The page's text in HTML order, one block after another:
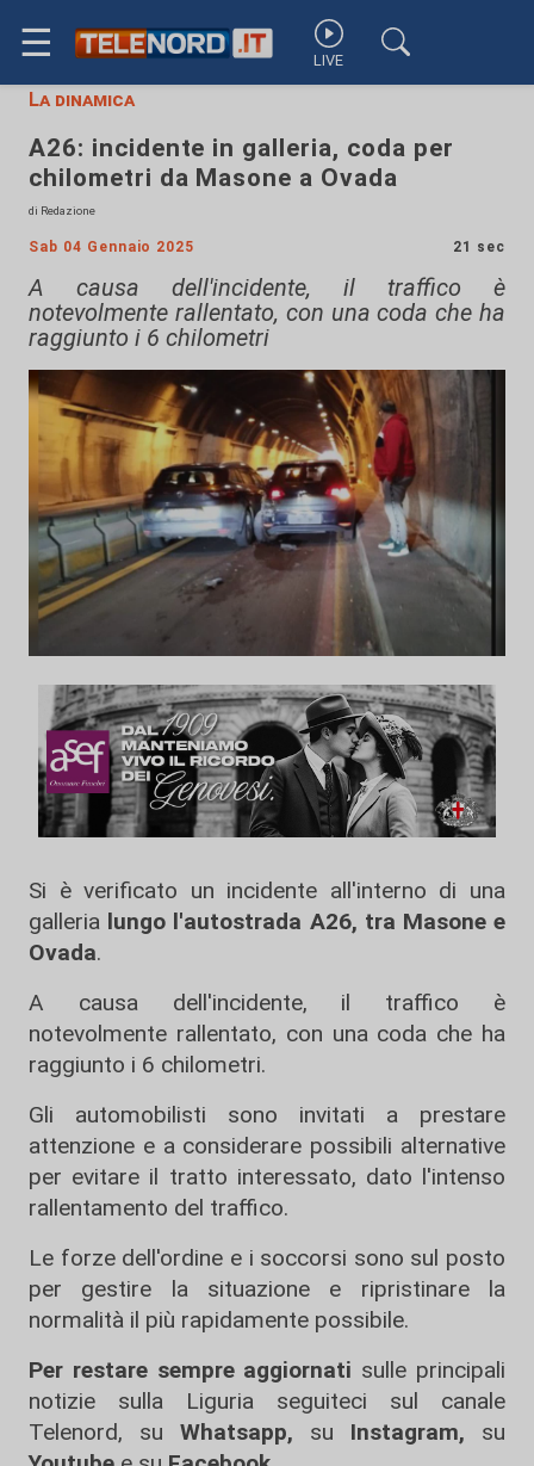
☰ LIVE
La dinamica
A26: incidente in galleria, coda per
chilometri da Masone a Ovada
di Redazione
Sab 04 Gennaio 2025 21 sec
A causa dell'incidente, il traffico è
notevolmente rallentato, con una coda che ha
raggiunto i 6 chilometri
Si è verificato un incidente all'interno di una
galleria lungo l'autostrada A26, tra Masone e
Ovada.
A causa dell'incidente, il traffico è
notevolmente rallentato, con una coda che ha
raggiunto i 6 chilometri.
Gli automobilisti sono invitati a prestare
attenzione e a considerare possibili alternative
per evitare il tratto interessato, dato l'intenso
rallentamento del traffico.
Le forze dell'ordine e i soccorsi sono sul posto
per gestire la situazione e ripristinare la
normalità il più rapidamente possibile.
Per restare sempre aggiornati sulle principali
notizie sulla Liguria seguiteci sul canale
Telenord, su
Whatsapp, su Instagram, su